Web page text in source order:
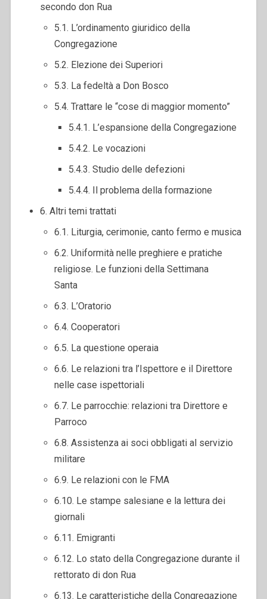
secondo don Rua
5.1. L’ordinamento giuridico della
Congregazione
5.2. Elezione dei Superiori
5.3. La fedeltà a Don Bosco
5.4. Trattare le “cose di maggior momento”
5.4.1. L’espansione della Congregazione
5.4.2. Le vocazioni
5.4.3. Studio delle defezioni
5.4.4. Il problema della formazione
6. Altri temi trattati
6.1. Liturgia, cerimonie, canto fermo e musica
6.2. Uniformità nelle preghiere e pratiche
religiose. Le funzioni della Settimana
Santa
6.3. L’Oratorio
6.4. Cooperatori
6.5. La questione operaia
6.6. Le relazioni tra l’Ispettore e il Direttore
nelle case ispettoriali
6.7. Le parrocchie: relazioni tra Direttore e
Parroco
6.8. Assistenza ai soci obbligati al servizio
militare
6.9. Le relazioni con le FMA
6.10. Le stampe salesiane e la lettura dei
giornali
6.11. Emigranti
6.12. Lo stato della Congregazione durante il
rettorato di don Rua
6.13. Le caratteristiche della Congregazione